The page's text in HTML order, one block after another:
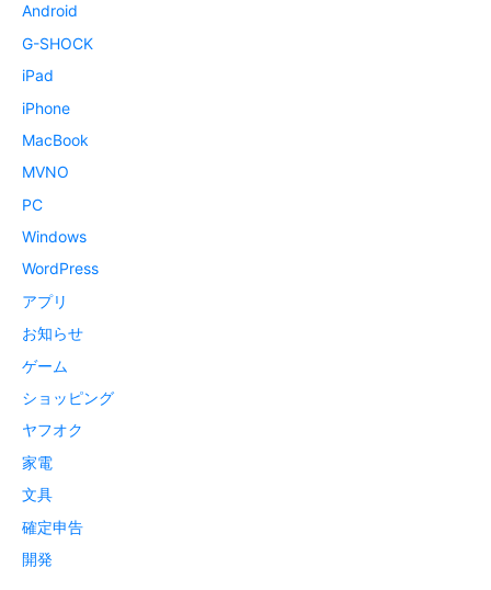
Android
G-SHOCK
iPad
iPhone
MacBook
MVNO
PC
Windows
WordPress
アプリ
お知らせ
ゲーム
ショッピング
ヤフオク
家電
文具
確定申告
開発